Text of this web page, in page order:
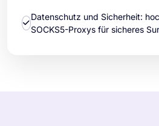
Datenschutz und Sicherheit:
SOCKS5-Proxys für sicheres